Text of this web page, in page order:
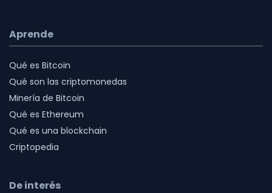
Aprende
Qué es Bitcoin
Qué son las criptomonedas
Minería de Bitcoin
Qué es Ethereum
Qué es una blockchain
Criptopedia
De interés